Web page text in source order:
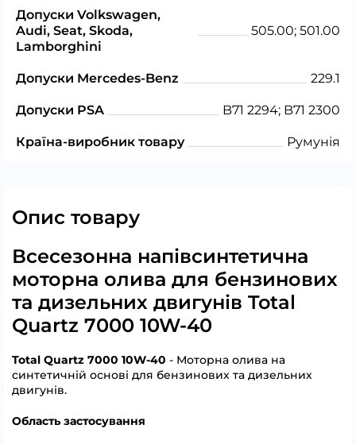
Допуски Volkswagen,
Audi, Seat, Skoda,
Lamborghini
505.00; 501.00
Допуски Mercedes-Benz 229.1
Допуски PSA B71 2294; B71 2300
Країна-виробник товару Румунія
Опис товару
Всесезонна напівсинтетична
моторна олива для бензинових
та дизельних двигунів Total
Quartz 7000 10W-40
Total Quartz 7000 10W-40 - Моторна олива на
синтетичній основі для бензинових та дизельних
двигунів.
Область застосування